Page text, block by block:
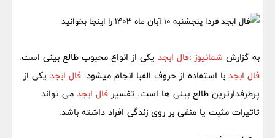
به گزارش شمانیوز :فال ابجد یکی از انواع محبوب طالع بینی است.
فال ابجد با استفاده از حروف الفبا انجام میشود. فال ابجد یکی از
پرطرفدارترین طالع بینی ها است. تفسیر فال ابجد می تواند
ثاثیرات مثبت یا منفی بر روی زندگی افراد داشته باشد.